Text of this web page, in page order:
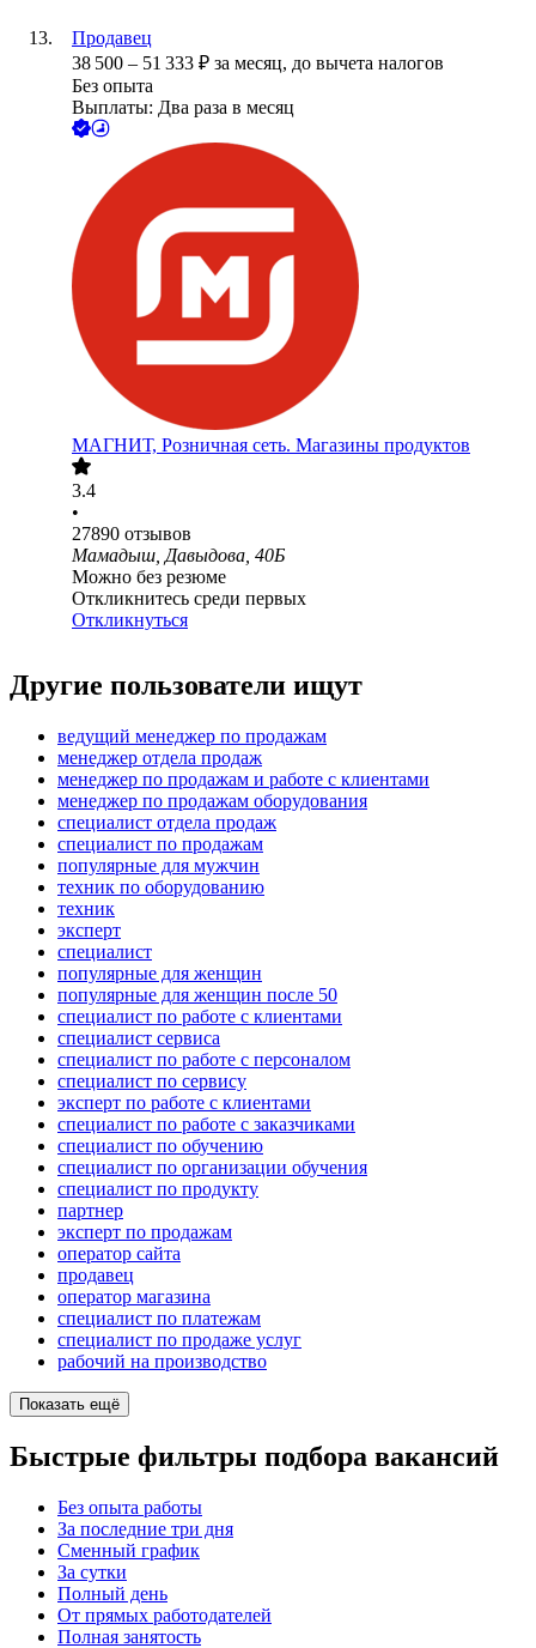
Продавец
38 500 – 51 333 ₽ за месяц, до вычета налогов
Без опыта
Выплаты: Два раза в месяц
МАГНИТ, Розничная сеть. Магазины продуктов
3.4
•
27890 отзывов
Мамадыш, Давыдова, 40Б
Можно без резюме
Откликнитесь среди первых
Откликнуться
Другие пользователи ищут
ведущий менеджер по продажам
менеджер отдела продаж
менеджер по продажам и работе с клиентами
менеджер по продажам оборудования
специалист отдела продаж
специалист по продажам
популярные для мужчин
техник по оборудованию
техник
эксперт
специалист
популярные для женщин
популярные для женщин после 50
специалист по работе с клиентами
специалист сервиса
специалист по работе с персоналом
специалист по сервису
эксперт по работе с клиентами
специалист по работе с заказчиками
специалист по обучению
специалист по организации обучения
специалист по продукту
партнер
эксперт по продажам
оператор сайта
продавец
оператор магазина
специалист по платежам
специалист по продаже услуг
рабочий на производство
Показать ещё
Быстрые фильтры подбора вакансий
Без опыта работы
За последние три дня
Сменный график
За сутки
Полный день
От прямых работодателей
Полная занятость